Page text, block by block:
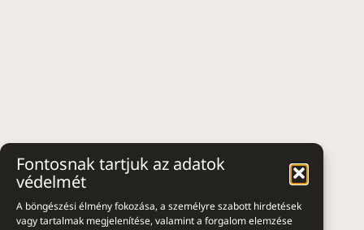
Fontosnak tartjuk az adatok
védelmét
A böngészési élmény fokozása, a személyre szabott hirdetések
vagy tartalmak megjelenítése, valamint a forgalom elemzése